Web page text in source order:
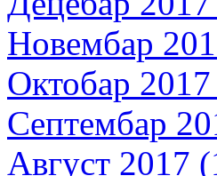
Новембар
Октобар
Септембар
Август 2017